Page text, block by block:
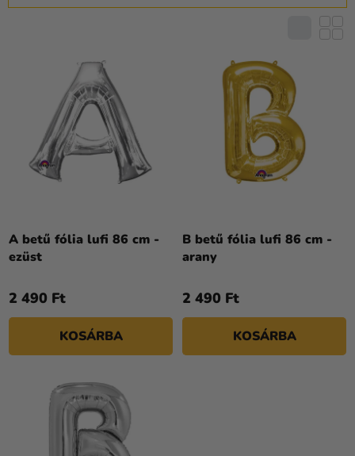
Kreatív
kellékek
Témák
Személyre
szabott
Kiárusítás
Kapcsolat
R
Z
É
E
K
A betű fólia lufi 86 cm -
ezüst
2 490 Ft
KOSÁRBA
B betű fólia lufi 86 cm -
arany
2 490 Ft
KOSÁRBA